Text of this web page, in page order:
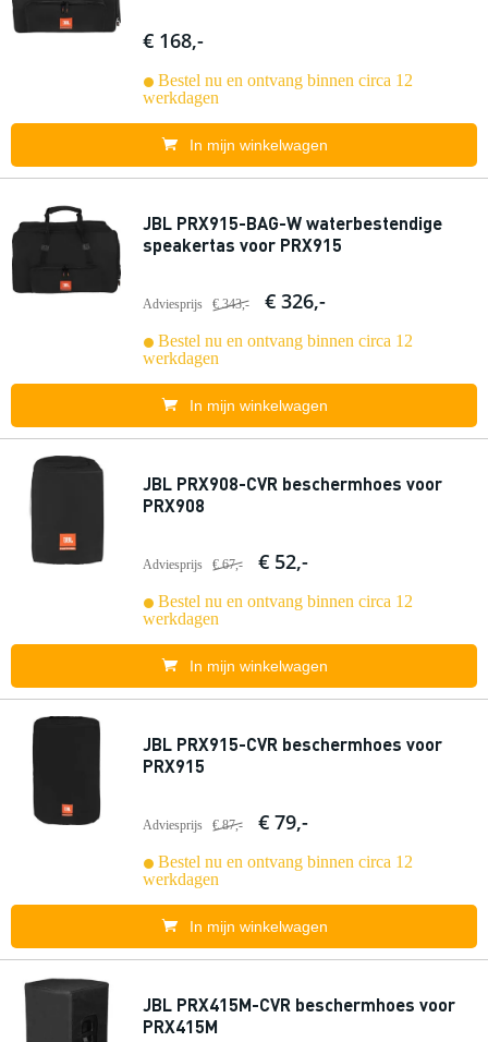
€ 168,-
Bestel nu en ontvang binnen circa 12
werkdagen
In mijn winkelwagen
JBL PRX915-BAG-W waterbestendige
speakertas voor PRX915
Adviesprijs € 343,- € 326,-
Bestel nu en ontvang binnen circa 12
werkdagen
In mijn winkelwagen
JBL PRX908-CVR beschermhoes voor
PRX908
Adviesprijs € 67,- € 52,-
Bestel nu en ontvang binnen circa 12
werkdagen
In mijn winkelwagen
JBL PRX915-CVR beschermhoes voor
PRX915
Adviesprijs € 87,- € 79,-
Bestel nu en ontvang binnen circa 12
werkdagen
In mijn winkelwagen
JBL PRX415M-CVR beschermhoes voor
PRX415M